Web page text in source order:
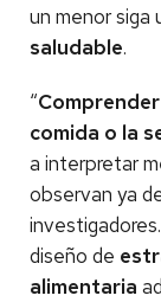
un menor siga
saludable.
“
comida o la
a interpretar
observan ya
diseño de
alimentaria